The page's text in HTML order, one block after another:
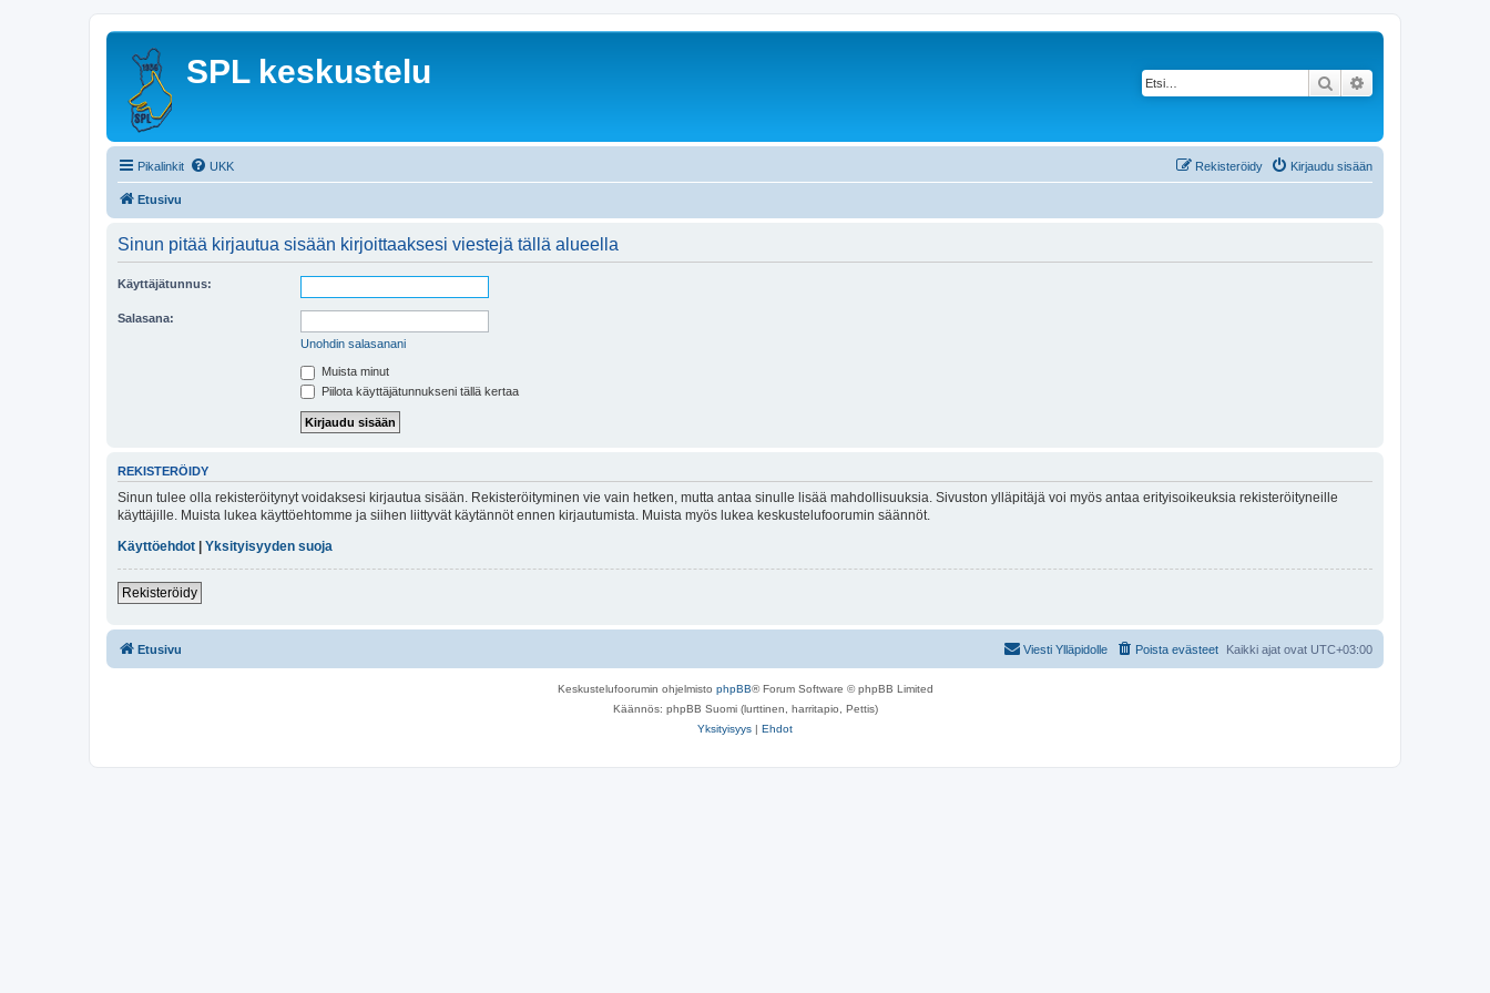
SPL keskustelu Etsi
Pikalinkit UKK Kirjaudu sisään
Rekisteröidy
Etusivu
Sinun pitää kirjautua sisään kirjoittaaksesi viestejä tällä alueella
Käyttäjätunnus:
Salasana:
Unohdin salasanani
Muista minut
Piilota käyttäjätunnukseni tällä kertaa
REKISTERÖIDY
Sinun tulee olla rekisteröitynyt voidaksesi kirjautua sisään. Rekisteröityminen vie vain hetken, mutta antaa sinulle lisää mahdollisuuksia. Sivuston ylläpitäjä voi myös antaa erityisoikeuksia rekisteröityneille
käyttäjille. Muista lukea käyttöehtomme ja siihen liittyvät käytännöt ennen kirjautumista. Muista myös lukea keskustelufoorumin säännöt.
Käyttöehdot | Yksityisyyden suoja
Rekisteröidy
Etusivu Kaikki ajat ovat UTC+03:00
Poista evästeet
Viesti Ylläpidolle
Keskustelufoorumin ohjelmisto phpBB® Forum Software © phpBB Limited
Käännös: phpBB Suomi (lurttinen, harritapio, Pettis)
Yksityisyys | Ehdot